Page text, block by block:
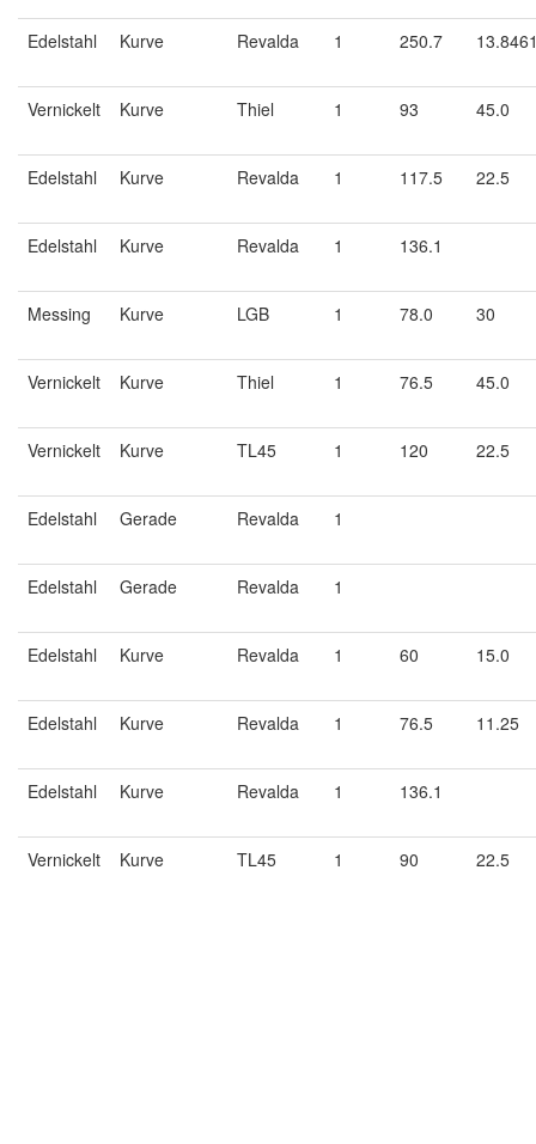
Edelstahl Kurve Revalda 1 250.7
Vernickelt Kurve Thiel 1 93 45.0
Edelstahl Kurve Revalda 1 117.5 22.5
Edelstahl Kurve Revalda 1 136.1
Messing Kurve LGB 1 78.0 30
Vernickelt Kurve Thiel 1 76.5 45.0
Vernickelt Kurve TL45 1 120 22.5
Edelstahl Gerade Revalda 1
Edelstahl Gerade Revalda 1
Edelstahl Kurve Revalda 1 60 15.0
Edelstahl Kurve Revalda 1 76.5 11.25
Edelstahl Kurve Revalda 1 136.1
Vernickelt Kurve TL45 1 90 22.5